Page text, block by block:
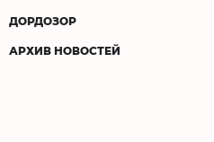
ДОРДОЗОР
АРХИВ НОВОСТЕЙ